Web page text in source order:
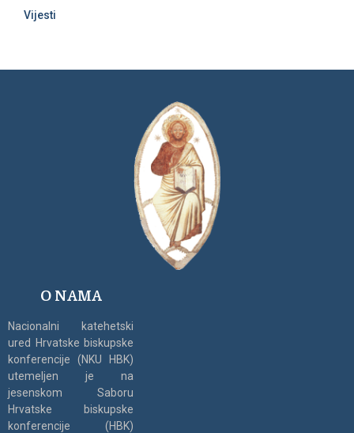
Vijesti
O NAMA
Nacionalni katehetski
ured Hrvatske biskupske
konferencije (NKU HBK)
utemeljen je na
jesenskom Saboru
Hrvatske biskupske
konferencije (HBK)